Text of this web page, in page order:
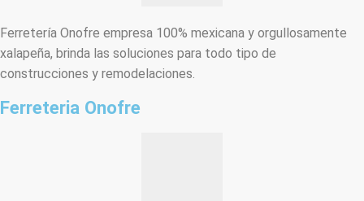
Ferretería Onofre empresa 100% mexicana y orgullosamente
xalapeña, brinda las soluciones para todo tipo de
construcciones y remodelaciones.
Ferreteria Onofre